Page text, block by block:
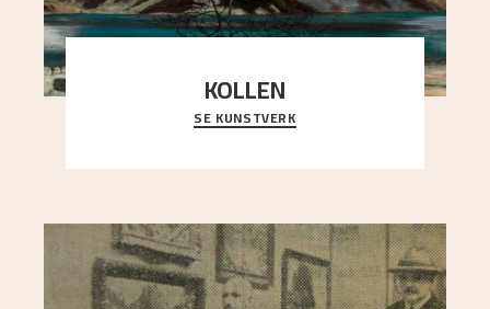
KOLLEN
Et ruvende fjell dominerer bildeflaten, og står i
sterk kontrast til det spinkle rognetreet ute
SE KUNSTVERK